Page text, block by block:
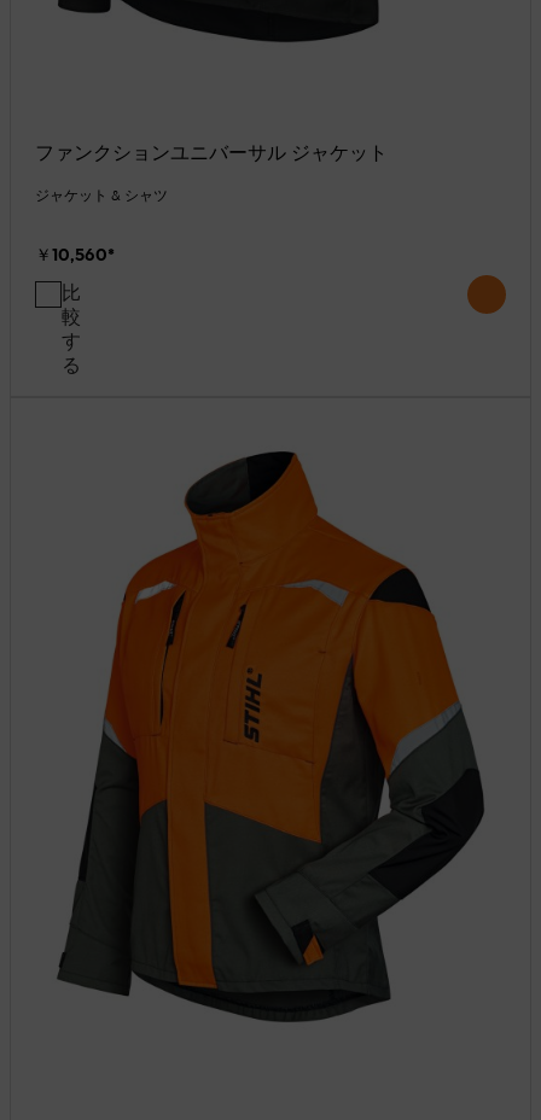
ファンクションユニバーサル ジャケット
ジャケット & シャツ
￥10,560*
比
較
す
る